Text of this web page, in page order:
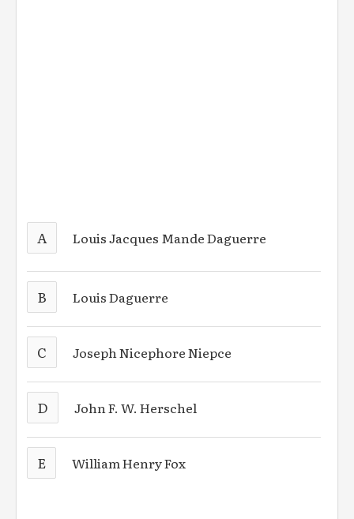
A Louis Jacques Mande Daguerre
B Louis Daguerre
C Joseph Nicephore Niepce
D John F. W. Herschel
E William Henry Fox